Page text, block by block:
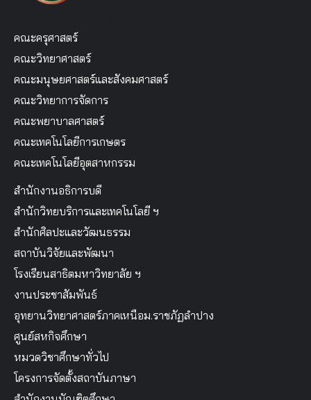
คณะครุศาสตร์
คณะวิทยาศาสตร์
คณะมนุษยศาสตร์และสังคมศาสตร์
คณะวิทยาการจัดการ
คณะพยาบาลศาสตร์
คณะเทคโนโลยีการเกษตร
คณะเทคโนโลยีอุตสาหกรรม
สำนักงานอธิการบดี
สำนักวิทยบริการและเทคโนโลยี ฯ
สำนักศิลปะและวัฒนธรรม
สถาบันวิจัยและพัฒนา
โรงเรียนสาธิตมหาวิทยาลัย ฯ
งานประชาสัมพันธ์
อุทยานวิทยาศาสตร์ภาคเหนือม.ราชภัฏลำปาง
ศูนย์สหกิจศึกษา
หมวดวิชาศึกษาทั่วไป
โครงการจัดตั้งสถาบันภาษา